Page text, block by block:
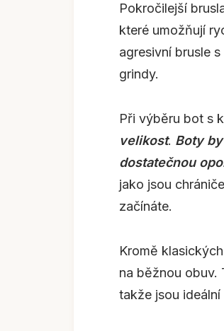
Pokročilejší
které umožňují
agresivní brusle
grindy.
Při výběru bot s
velikost. Boty
dostatečnou
jako jsou
začínáte.
Kromě
na běžnou obuv.
takže jsou